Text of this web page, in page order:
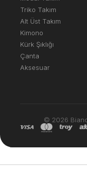
Triko Takım
Alt Üst Takım
Kimono
Kürk Şıklığı
Çanta
Aksesuar
© 2026